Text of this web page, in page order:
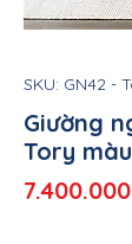
SKU: GN42 -
Giường
Tory